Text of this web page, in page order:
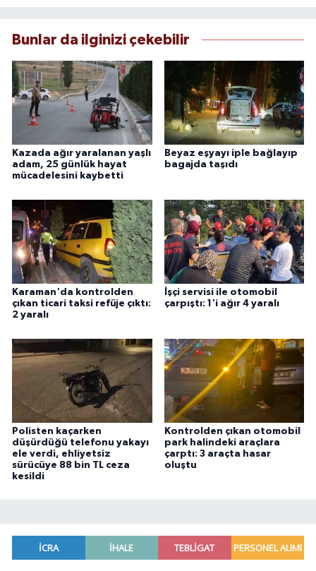
Bunlar da ilginizi çekebilir
Kazada ağır yaralanan yaşlı
adam, 25 günlük hayat
mücadelesini kaybetti
Beyaz eşyayı iple bağlayıp
bagajda taşıdı
Karaman'da kontrolden
çıkan ticari taksi refüje çıktı:
2 yaralı
İşçi servisi ile otomobil
çarpıştı: 1'i ağır 4 yaralı
Polisten kaçarken
düşürdüğü telefonu yakayı
ele verdi, ehliyetsiz
sürücüye 88 bin TL ceza
kesildi
Kontrolden çıkan otomobil
park halindeki araçlara
çarptı: 3 araçta hasar
oluştu